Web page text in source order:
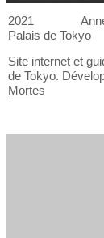
2021
Palais de Tokyo
Site internet et
de Tokyo.
Mortes